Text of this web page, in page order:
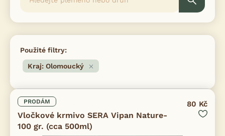
Použité filtry:
Kraj: Olomoucký
PRODÁM
Vločkové krmivo SERA Vipan Nature-
100 gr. (cca 500ml)
80 Kč